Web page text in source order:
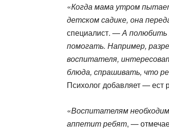
«Когда мама утром
детском садике, она
специалист. —А полюбить
помогать. Например,
воспитателя,
блюда, спрашивать, что
Психолог добавляет — ест
«Воспитателям
аппетит ребят, —